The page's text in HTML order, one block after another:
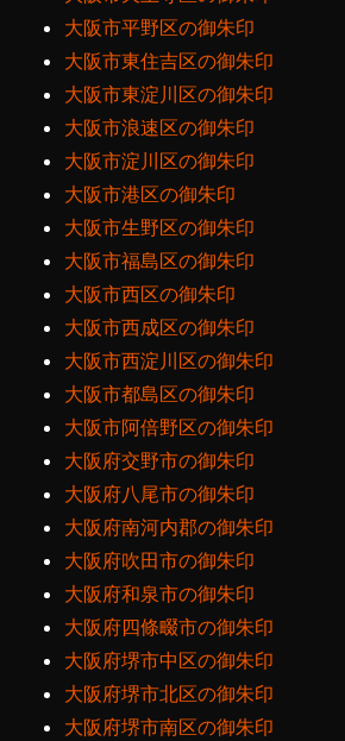
大阪市平野区の御朱印
大阪市東住吉区の御朱印
大阪市東淀川区の御朱印
大阪市浪速区の御朱印
大阪市淀川区の御朱印
大阪市港区の御朱印
大阪市生野区の御朱印
大阪市福島区の御朱印
大阪市西区の御朱印
大阪市西成区の御朱印
大阪市西淀川区の御朱印
大阪市都島区の御朱印
大阪市阿倍野区の御朱印
大阪府交野市の御朱印
大阪府八尾市の御朱印
大阪府南河内郡の御朱印
大阪府吹田市の御朱印
大阪府和泉市の御朱印
大阪府四條畷市の御朱印
大阪府堺市中区の御朱印
大阪府堺市北区の御朱印
大阪府堺市南区の御朱印